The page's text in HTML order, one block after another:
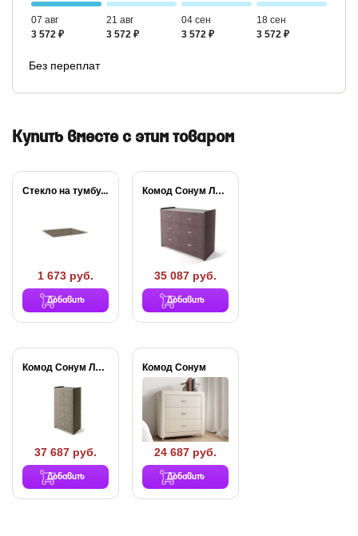
07 авг
3 572 ₽
21 авг
3 572 ₽
04 сен
3 572 ₽
18 сен
3 572 ₽
Без переплат
Купить вместе с этим товаром
Стекло на тумбу...
1 673 руб.
Добавить
Комод Сонум Люкс...
35 087 руб.
Добавить
Комод Сонум Люкс...
37 687 руб.
Добавить
Комод Сонум
24 687 руб.
Добавить